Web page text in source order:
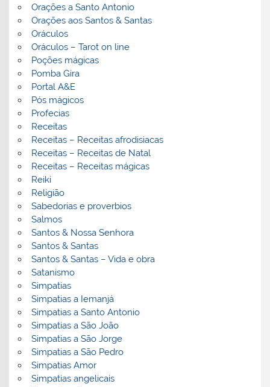
Orações a Santo Antonio
Orações aos Santos & Santas
Oráculos
Oráculos – Tarot on line
Poções mágicas
Pomba Gira
Portal A&E
Pós mágicos
Profecias
Receitas
Receitas – Receitas afrodisiacas
Receitas – Receitas de Natal
Receitas – Receitas mágicas
Reiki
Religião
Sabedorias e proverbios
Salmos
Santos & Nossa Senhora
Santos & Santas
Santos & Santas – Vida e obra
Satanismo
Simpatias
Simpatias a Iemanjá
Simpatias a Santo Antonio
Simpatias a São João
Simpatias a São Jorge
Simpatias a São Pedro
Simpatias Amor
Simpatias angelicais